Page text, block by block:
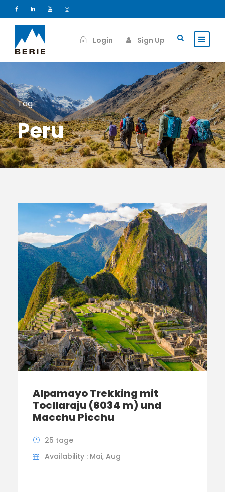
Login Sign Up
Tag
Peru
Alpamayo Trekking mit
Tocllaraju (6034 m) und
Macchu Picchu
25 tage
Availability : Mai, Aug